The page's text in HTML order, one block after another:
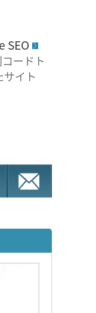
SEO
ードト
イト